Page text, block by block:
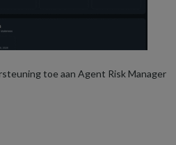
toe aan Agent Risk Manager